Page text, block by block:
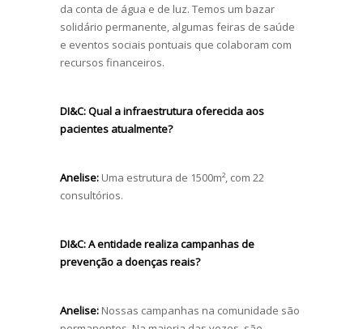
da conta de água e de luz. Temos um bazar
solidário permanente, algumas feiras de saúde
e eventos sociais pontuais que colaboram com
recursos financeiros.
DI&C:Qual a infraestrutura oferecida aos
pacientes atualmente?
Anelise: Uma estrutura de 1500m², com 22
consultórios.
DI&C:A entidade realiza campanhas de
prevenção a doenças reais?
Anelise: Nossas campanhas na comunidade são